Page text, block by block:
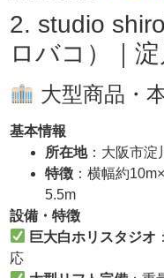
2. studio
ロバコ）｜
大型商品・
基本情報
所在地：大阪市淀
特徴 ：横幅約
5.5m
設備・特徴
巨大白ホリスタジオ
応